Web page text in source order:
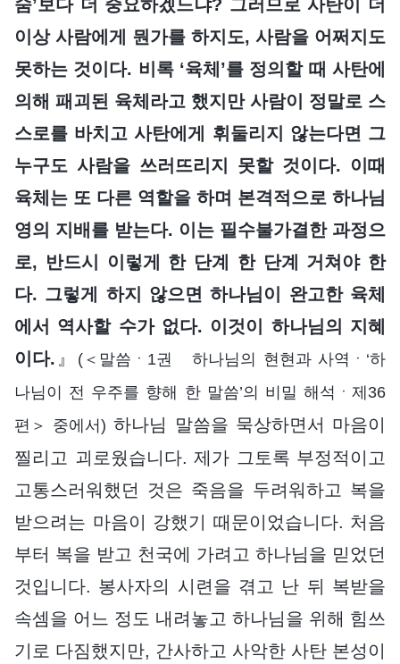
숨’보다 더 중요하겠느냐? 그러므로 사탄이 더
이상 사람에게 뭔가를 하지도, 사람을 어쩌지도
못하는 것이다. 비록 ‘육체’를 정의할 때 사탄에
의해 패괴된 육체라고 했지만 사람이 정말로 스
스로를 바치고 사탄에게 휘둘리지 않는다면 그
누구도 사람을 쓰러뜨리지 못할 것이다. 이때
육체는 또 다른 역할을 하며 본격적으로 하나님
영의 지배를 받는다. 이는 필수불가결한 과정으
로, 반드시 이렇게 한 단계 한 단계 거쳐야 한
다. 그렇게 하지 않으면 하나님이 완고한 육체
에서 역사할 수가 없다. 이것이 하나님의 지혜
이다. 』
(＜말씀ㆍ1권 하나님의 현현과 사역ㆍ‘하
나님이 전 우주를 향해 한 말씀’의 비밀 해석ㆍ제36
편＞ 중에서) 하나님 말씀을 묵상하면서 마음이
찔리고 괴로웠습니다. 제가 그토록 부정적이고
고통스러워했던 것은 죽음을 두려워하고 복을
받으려는 마음이 강했기 때문이었습니다. 처음
부터 복을 받고 천국에 가려고 하나님을 믿었던
것입니다. 봉사자의 시련을 겪고 난 뒤 복받을
속셈을 어느 정도 내려놓고 하나님을 위해 힘쓰
기로 다짐했지만, 간사하고 사악한 사탄 본성이